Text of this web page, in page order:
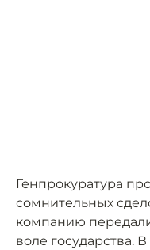
Генпрокуратура
сомнительных
компанию
воле государства.